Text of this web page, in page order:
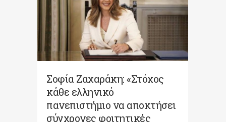
Σοφία Ζαχαράκη: «Στόχος
κάθε ελληνικό
πανεπιστήμιο να αποκτήσει
σύγχρονες φοιτητικές